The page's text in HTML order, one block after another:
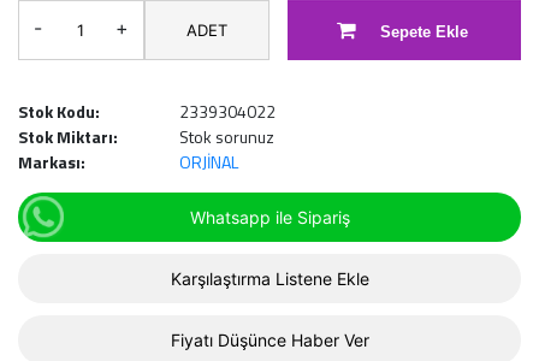
- + ADET Sepete Ekle
Stok Kodu:
2339304022
Stok Miktarı:
Stok sorunuz
Markası:
ORJİNAL
Whatsapp ile Sipariş
Karşılaştırma Listene Ekle
Fiyatı Düşünce Haber Ver